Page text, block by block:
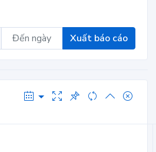
Xuất báo cáo